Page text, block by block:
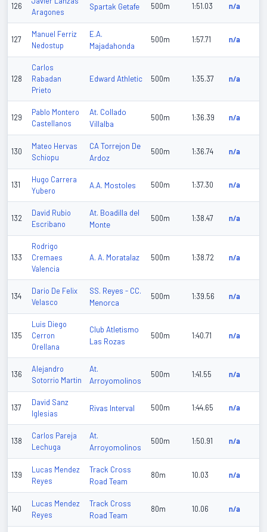
126
Aragones
Spartak Getafe 500m 1:51.03 n/a
127
Manuel Ferriz
Nedostup
E.A.
Majadahonda
500m 1:57.71 n/a
128
Carlos
Rabadan
Prieto
Edward Athletic 500m 1:35.37 n/a
129
Pablo Montero
Castellanos
At. Collado
Villalba
500m 1:36.39 n/a
130
Mateo Hervas
Schiopu
CA Torrejon De
Ardoz
500m 1:36.74 n/a
131
Hugo Carrera
Yubero
A.A. Mostoles 500m 1:37.30 n/a
132
David Rubio
Escribano
At. Boadilla del
Monte
500m 1:38.47 n/a
133
Rodrigo
Cremaes
Valencia
A. A. Moratalaz 500m 1:38.72 n/a
134
Dario De Felix
Velasco
SS. Reyes - CC.
Menorca
500m 1:39.56 n/a
135
Luis Diego
Cerron
Orellana
Club Atletismo
Las Rozas
500m 1:40.71 n/a
136
Alejandro
Sotorrio Martin
At.
Arroyomolinos
500m 1:41.55 n/a
137
David Sanz
Iglesias
Rivas Interval 500m 1:44.65 n/a
138
Carlos Pareja
Lechuga
At.
Arroyomolinos
500m 1:50.91 n/a
139
Lucas Mendez
Reyes
Track Cross
Road Team
80m 10.03 n/a
140
Lucas Mendez
Reyes
Track Cross
Road Team
80m 10.06 n/a